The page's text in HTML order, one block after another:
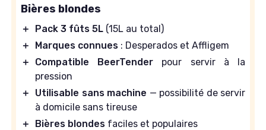
Bières blondes
＋ Pack 3 fûts 5L (15L au total)
＋
Marques connues : Desperados et Affligem
＋
Compatible BeerTender pour servir à la
pression
＋
Utilisable sans machine — possibilité de servir
à domicile sans tireuse
＋
Bières blondes faciles et populaires